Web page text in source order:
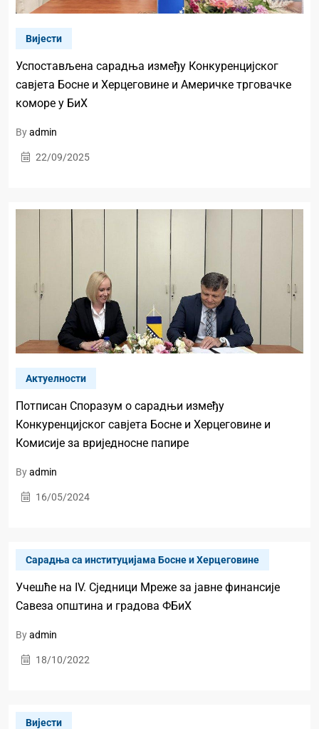
Вијести
Успостављена сарадња између Конкуренцијског
савјета Босне и Херцеговине и Америчке трговачке
коморе у БиХ
Byadmin
22/09/2025
Актуелности
Потписан Споразум о сарадњи између
Конкуренцијског савјета Босне и Херцеговине и
Комисије за вриједносне папире
Byadmin
16/05/2024
Сарадња са институцијама Босне и Херцеговине
Учешће на IV. Сједници Мреже за јавне финансије
Савеза општина и градова ФБиХ
Byadmin
18/10/2022
Вијести